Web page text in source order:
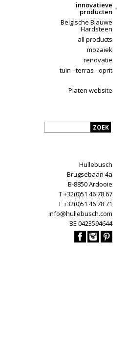
innovatieve
producten
Belgische Blauwe
Hardsteen
all products
mozaïek
renovatie
tuin - terras - oprit
Platen website
Hullebusch
Brugsebaan 4a
B-8850 Ardooie
T +32(0)51 46 78 67
F +32(0)51 46 78 71
info@hullebusch.com
BE 0423594644